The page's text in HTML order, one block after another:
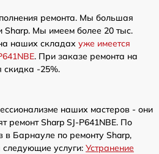
ремонта. Мы большая
Sharp. Мы имеем более 20 тыс.
наших складах уже имеется
. При заказе ремонта на
скидка -25%.
наших мастеров - они
ремонт Sharp SJ-P641NBE. По
Барнауле по ремонту Sharp,
услуги: Устранение